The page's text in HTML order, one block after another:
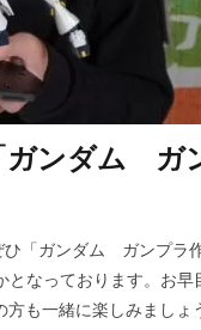
ガンダム ガ
「ガンダム ガンプラ
なっております。お
も一緒に楽しみましょ